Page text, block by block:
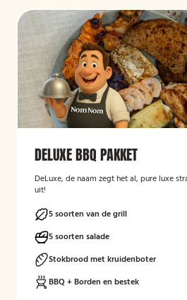
DELUXE BBQ PAKKET
DeLuxe, de naam zegt het al, pure luxe
uit!
5 soorten van de grill
5 soorten salade
Stokbrood met kruidenboter
BBQ + Borden en bestek